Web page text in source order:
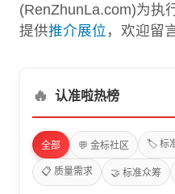
(RenZhunLa.com)为执
提供推介展位 ，欢迎留
🔥 认准啦热榜
全部 💬 金标社区 🏷️ 标
📋 质量需求 🤝 标准众筹